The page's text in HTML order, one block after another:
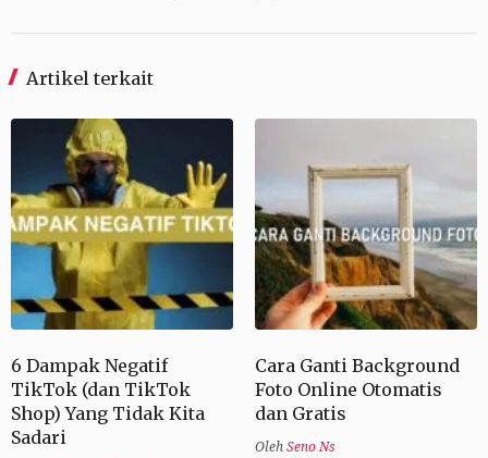
Artikel terkait
6 Dampak Negatif
TikTok (dan TikTok
Shop) Yang Tidak Kita
Sadari
Cara Ganti Background
Foto Online Otomatis
dan Gratis
Oleh Seno Ns